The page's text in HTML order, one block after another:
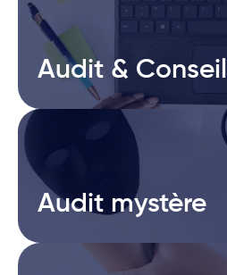
Audit & Conseil
Audit & Conseil
Audit mystère
Audit mystère